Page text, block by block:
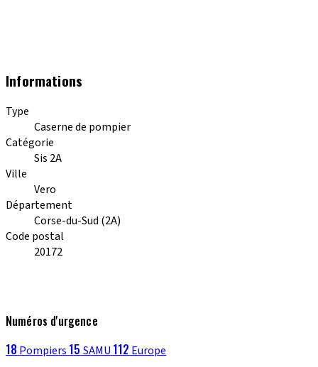
Informations
Type
Caserne de pompier
Catégorie
Sis 2A
Ville
Vero
Département
Corse-du-Sud (2A)
Code postal
20172
Numéros d'urgence
18 Pompiers 15 SAMU 112 Europe